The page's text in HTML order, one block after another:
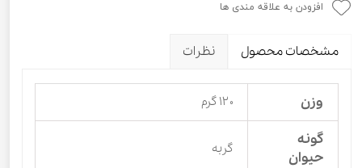
افزودن به علاقه مندی ها
مشخصات محصول نظرات
وزن ۱۲۰ گرم
گونه
حیوان
گربه